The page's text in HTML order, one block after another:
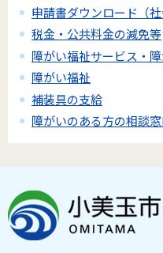
申請書ダウンロード（社
税金・公共料金の減免等
障がい福祉サービス・
障がい福祉
補装具の支給
障がいのある方の相談